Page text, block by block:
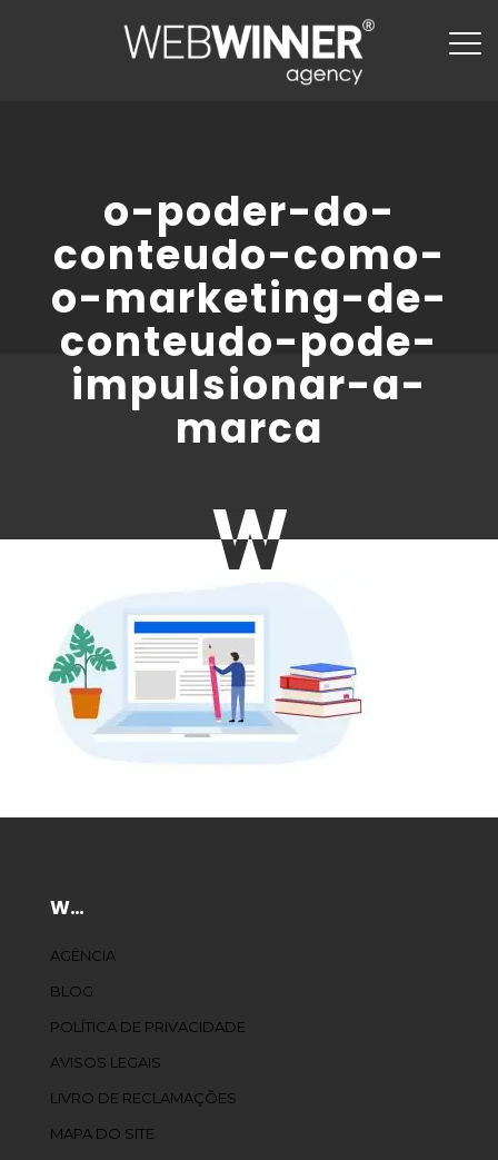
o-poder-do-
conteudo-como-
o-marketing-de-
conteudo-pode-
impulsionar-a-
marca
W…
AGÊNCIA
BLOG
POLÍTICA DE PRIVACIDADE
AVISOS LEGAIS
LIVRO DE RECLAMAÇÕES
MAPA DO SITE